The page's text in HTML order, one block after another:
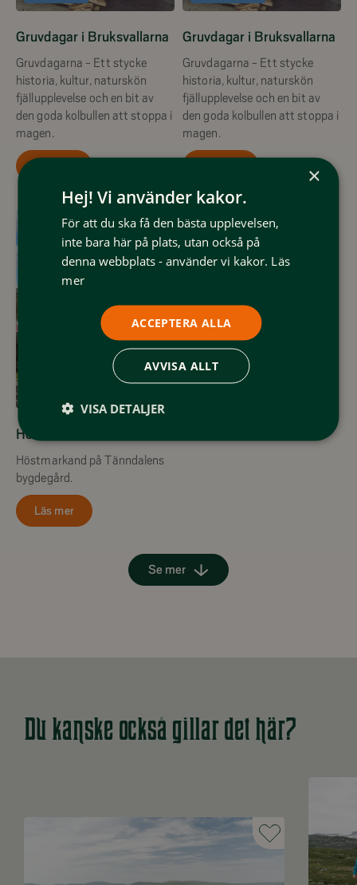
Gruvdagar i Bruksvallarna
Gruvdagarna - Ett stycke
historia, kultur, naturskön
fjällupplevelse och en bit av
den goda kolbullen att stoppa i
magen.
Gruvdagar i Bruksvallarna
Gruvdagarna - Ett stycke
historia, kultur, naturskön
fjällupplevelse och en bit av
den goda kolbullen att stoppa i
magen.
Höstmarknad Tänndalen
Höstmarkand på Tänndalens
bygdegård.
Läs mer
Se mer
Du kanske också gillar det här?
×
Hej! Vi använder kakor.
För att du ska få den bästa upplevelsen,
inte bara här på plats, utan också på
denna webbplats - använder vi kakor. Läs
mer
ACCEPTERA ALLA
AVVISA ALLT
VISA DETALJER